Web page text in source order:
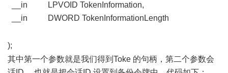
__in LPVOID TokenInformation,
__in DWORD TokenInformationLength
);
其中第一个参数就是我们得到Toke 的句柄，第二个参数会